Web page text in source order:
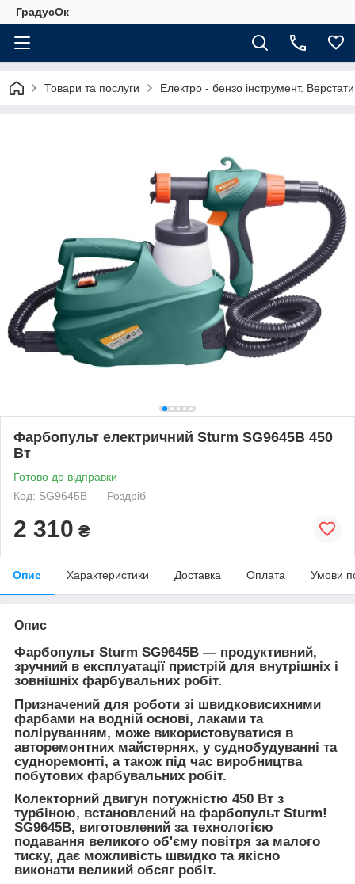
ГрадусОк
Товари та послуги Електро - бензо інструмент. Верстати
Фарбопульт електричний Sturm SG9645B 450
Вт
Готово до відправки
Код: SG9645B
Роздріб
2 310 ₴
Опис Характеристики Доставка Оплата Умови
Опис
Фарбопульт Sturm SG9645B — продуктивний,
зручний в експлуатації пристрій для внутрішніх і
зовнішніх фарбувальних робіт.
Призначений для роботи зі швидковисихними
фарбами на водній основі, лаками та
поліруванням, може використовуватися в
авторемонтних майстернях, у суднобудуванні та
судноремонті, а також під час виробництва
побутових фарбувальних робіт.
Колекторний двигун потужністю 450 Вт з
турбіною, встановлений на фарбопульт Sturm!
SG9645B, виготовлений за технологією
подавання великого об'єму повітря за малого
тиску, дає можливість швидко та якісно
виконати великий обсяг робіт.